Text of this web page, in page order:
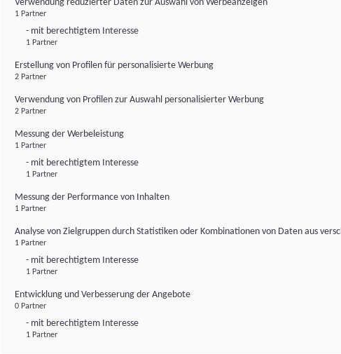
1 Partner
- mit berechtigtem Interesse
1 Partner
Erstellung von Profilen für personalisierte Werbung
2 Partner
Verwendung von Profilen zur Auswahl personalisierter Werbung
2 Partner
Messung der Werbeleistung
1 Partner
- mit berechtigtem Interesse
1 Partner
Messung der Performance von Inhalten
1 Partner
Analyse von Zielgruppen durch Statistiken oder Kombinationen von Daten aus
1 Partner
- mit berechtigtem Interesse
1 Partner
Entwicklung und Verbesserung der Angebote
0 Partner
- mit berechtigtem Interesse
1 Partner